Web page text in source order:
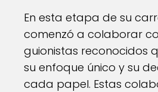
En esta etapa de su
comenzó a colaborar
guionistas reconocidos
su enfoque único y su
cada papel. Estas